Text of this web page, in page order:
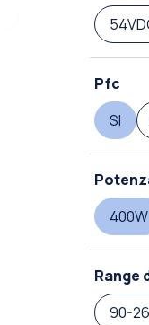
Pfc
SI
400W
Range
90-